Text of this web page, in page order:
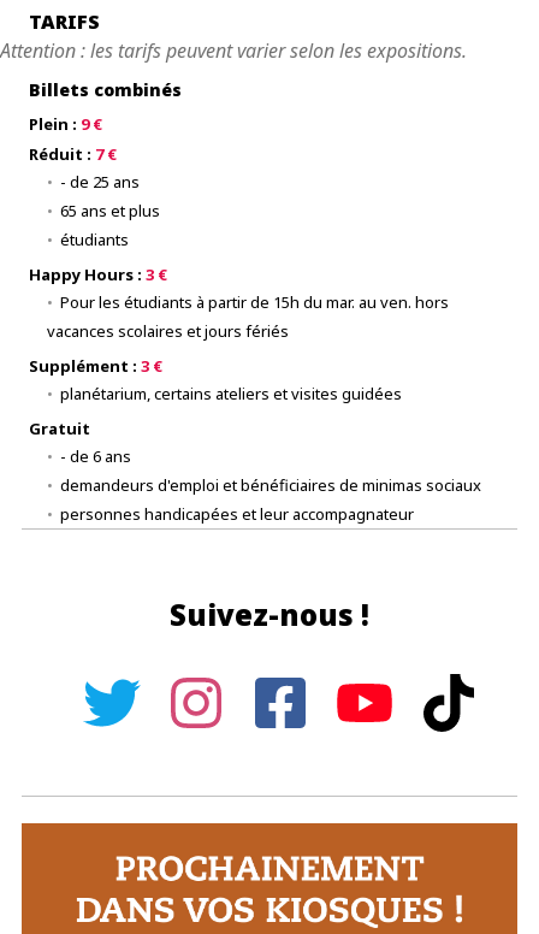
TARIFS
Attention : les tarifs peuvent varier selon les expositions.
Billets combinés
Plein : 9 €
Réduit : 7 €
- de 25 ans
65 ans et plus
étudiants
Happy Hours : 3 €
Pour les étudiants à partir de 15h du mar. au ven. hors
vacances scolaires et jours fériés
Supplément : 3 €
planétarium, certains ateliers et visites guidées
Gratuit
- de 6 ans
demandeurs d'emploi et bénéficiaires de minimas sociaux
personnes handicapées et leur accompagnateur
Suivez-nous !